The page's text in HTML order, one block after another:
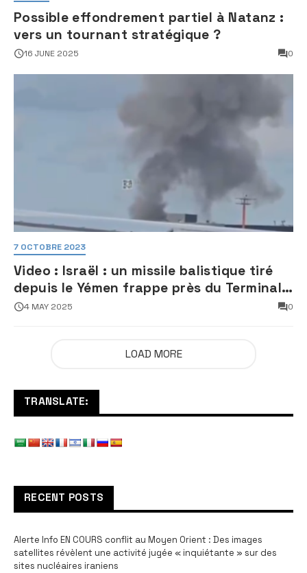
Possible effondrement partiel à Natanz :
vers un tournant stratégique ?
16 JUNE 2025 0
7 OCTOBRE 2023
Video : Israël : un missile balistique tiré
depuis le Yémen frappe près du Terminal
3 de l’aéroport Ben Gourion
4 MAY 2025 0
LOAD MORE
TRANSLATE:
RECENT POSTS
Alerte Info EN COURS conflit au Moyen Orient : Des images
satellites révèlent une activité jugée « inquiétante » sur des
sites nucléaires iraniens